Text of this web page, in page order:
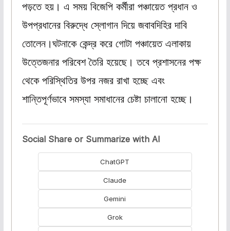
পড়তে হয়। এ সময় বিজেপি কর্মীরা পঞ্চায়েত প্রধান ও
উপপ্রধানের বিরুদ্ধে স্লোগান দিয়ে জবাবদিহির দাবি
তোলেন।ঘটনাকে কেন্দ্র করে গোটা পঞ্চায়েত এলাকায়
উত্তেজনার পরিবেশ তৈরি হয়েছে। তবে প্রশাসনের পক্ষ
থেকে পরিস্থিতির উপর নজর রাখা হচ্ছে এবং
শান্তিপূর্ণভাবে সমস্যা সমাধানের চেষ্টা চালানো হচ্ছে।
Social Share or Summarize with AI
ChatGPT
Claude
Gemini
Grok